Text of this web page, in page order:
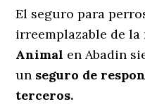
El seguro para
irreemplazable de la
Animal en Abadin
un seguro de
terceros.